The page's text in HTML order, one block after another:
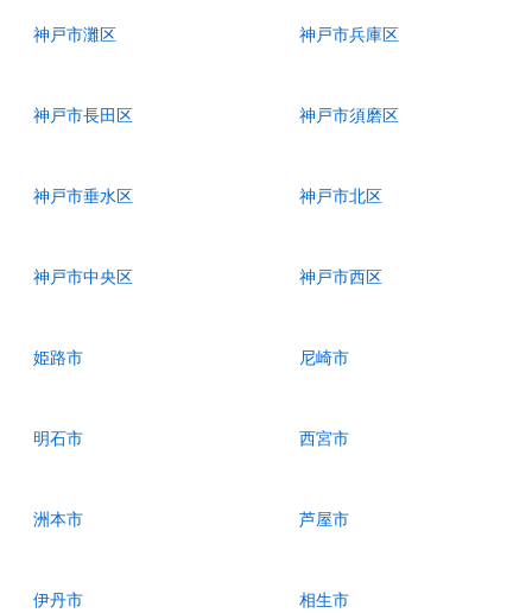
神戸市灘区 神戸市兵庫区
神戸市長田区 神戸市須磨区
神戸市垂水区 神戸市北区
神戸市中央区 神戸市西区
姫路市 尼崎市
明石市 西宮市
洲本市 芦屋市
伊丹市 相生市